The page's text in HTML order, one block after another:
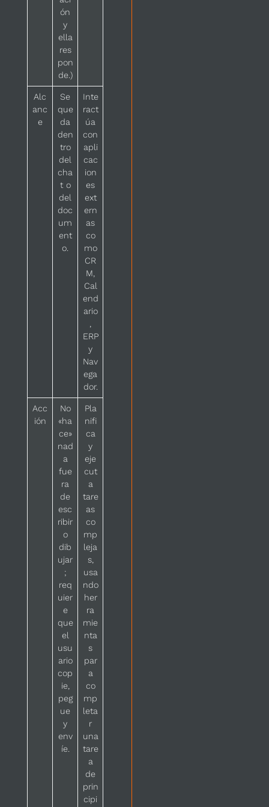
ón
y
ella
res
pon
de.)
Alc
anc
e
Se
que
da
den
tro
del
cha
t o
del
doc
um
ent
o.
Inte
ract
úa
con
apli
cac
ion
es
ext
ern
as
co
mo
CR
M,
Cal
end
ario
,
ERP
y
Nav
ega
dor.
Acc
ión
No
«ha
ce»
nad
a
fue
ra
de
esc
ribir
o
dib
ujar
;
req
uier
e
que
el
usu
ario
cop
ie,
peg
ue
y
env
íe.
Pla
nifi
ca
y
eje
cut
a
tare
as
co
mp
leja
s,
usa
ndo
her
ra
mie
nta
s
par
a
co
mp
leta
r
una
tare
a
de
prin
cipi